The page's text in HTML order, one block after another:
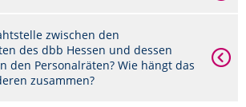
zwischen den
des dbb Hessen und dessen
den Personalräten? Wie hängt das
zusammen?